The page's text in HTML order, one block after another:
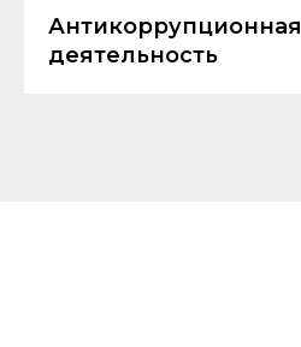
Антикоррупционная
деятельность